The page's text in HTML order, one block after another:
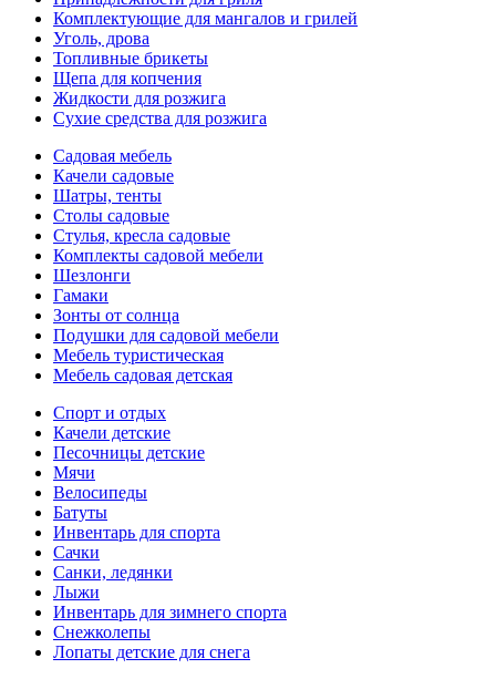
Комплектующие для мангалов и грилей
Уголь, дрова
Топливные брикеты
Щепа для копчения
Жидкости для розжига
Сухие средства для розжига
Садовая мебель
Качели садовые
Шатры, тенты
Столы садовые
Стулья, кресла садовые
Комплекты садовой мебели
Шезлонги
Гамаки
Зонты от солнца
Подушки для садовой мебели
Мебель туристическая
Мебель садовая детская
Спорт и отдых
Качели детские
Песочницы детские
Мячи
Велосипеды
Батуты
Инвентарь для спорта
Сачки
Санки, ледянки
Лыжи
Инвентарь для зимнего спорта
Снежколепы
Лопаты детские для снега